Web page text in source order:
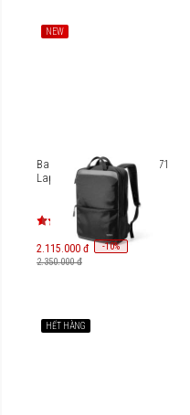
NEW
Balo Tomtoc Navigator-T71
Laptop 16 inch/24L T71
2.115.000 đ -10%
2.350.000 đ
HẾT HÀNG